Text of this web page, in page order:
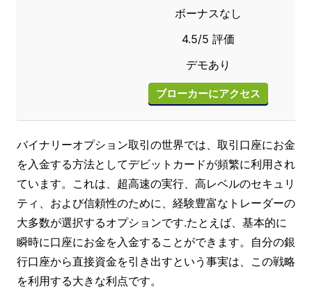
ボーナスなし
4.5/5 評価
デモあり
ブローカーにアクセス
バイナリーオプション取引の世界では、取引口座にお金
を入金する方法としてデビットカードが頻繁に利用され
ています。これは、超高速の実行、高レベルのセキュリ
ティ、および信頼性のために、経験豊富なトレーダーの
大多数が選択するオプションです.たとえば、基本的に
瞬時に口座にお金を入金することができます。自分の銀
行口座から直接資金を引き出すという事実は、この戦略
を利用する大きな利点です。